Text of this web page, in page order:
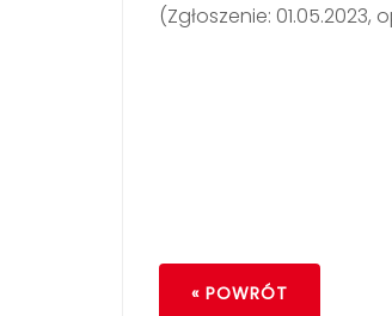
(Zgłoszenie: 01.05.2023,
« POWRÓT